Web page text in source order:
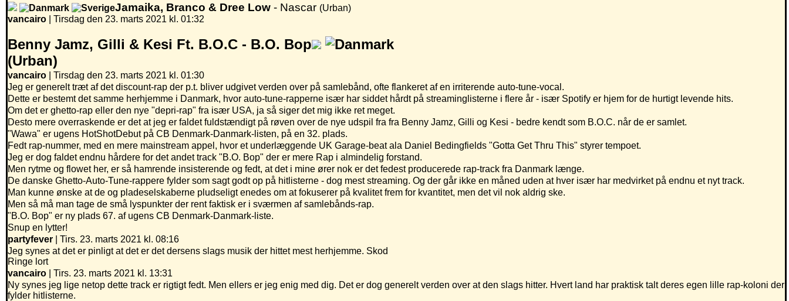
Jamaika, Branco & Dree Low - Nascar (Urban)
vancairo
Tirsdag den 23. marts 2021 kl. 01:32
Benny Jamz, Gilli & Kesi Ft. B.O.C - B.O. Bop
(Urban)
vancairo | Tirsdag den 23. marts 2021 kl. 01:30
Jeg er generelt træt af det discount-rap der p.t. bliver udgivet verden over på samlebånd, ofte flankeret af en irriterende auto-tune-vocal.
Dette er bestemt det samme herhjemme i Danmark, hvor auto-tune-rapperne især har siddet hårdt på streaminglisterne i flere år - især Spotify er hjem for de hurtigt levende hits.
Om det er ghetto-rap eller den nye "depri-rap" fra især USA, ja så siger det mig ikke ret meget.
Desto mere overraskende er det at jeg er faldet fuldstændigt på røven over de nye udspil fra fra Benny Jamz, Gilli og Kesi - bedre kendt som B.O.C. når de er samlet.
"Wawa" er ugens HotShotDebut på CB Denmark-Danmark-listen, på en 32. plads.
Fedt rap-nummer, med en mere mainstream appel, hvor et underlæggende UK Garage-beat ala Daniel Bedingfields "Gotta Get Thru This" styrer tempoet.
Jeg er dog faldet endnu hårdere for det andet track "B.O. Bop" der er mere Rap i almindelig forstand.
Men rytme og flowet her, er så hamrende insisterende og fedt, at det i mine ører nok er det fedest producerede rap-track fra Danmark længe.
De danske Ghetto-Auto-Tune-rappere fylder som sagt godt op på hitlisterne - dog mest streaming. Og der går ikke en måned uden at hver især har medvirket på endnu et nyt track.
Man kunne ønske at de og pladeselskaberne pludseligt enedes om at fokuserer på kvalitet frem for kvantitet, men det vil nok aldrig ske.
Men så må man tage de små lyspunkter der rent faktisk er i sværmen af samlebånds-rap.
"B.O. Bop" er ny plads 67. af ugens CB Denmark-Danmark-liste.
Snup en lytter!
partyfever | Tirs. 23. marts 2021 kl. 08:16
Jeg synes at det er pinligt at det er det dersens slags musik der hittet mest herhjemme. Skod
Ringe lort
vancairo | Tirs. 23. marts 2021 kl. 13:31
Ny synes jeg lige netop dette track er rigtigt fedt. Men ellers er jeg enig med dig. Det er dog generelt verden over at den slags hitter. Hvert land har praktisk talt deres egen lille rap-koloni der
fylder hitlisterne.